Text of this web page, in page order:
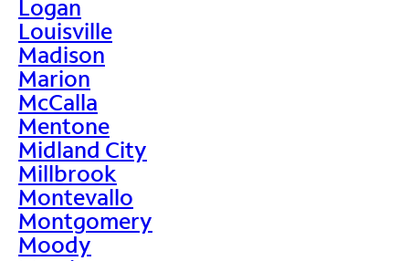
Logan
Louisville
Madison
Marion
McCalla
Mentone
Midland City
Millbrook
Montevallo
Montgomery
Moody